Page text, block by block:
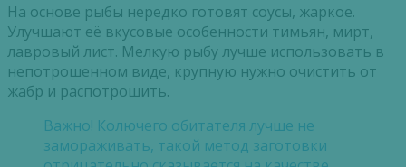
На основе рыбы нередко готовят соусы, жаркое.
Улучшают её вкусовые особенности тимьян, мирт,
лавровый лист. Мелкую рыбу лучше использовать в
непотрошенном виде, крупную нужно очистить от
жабр и распотрошить.
Важно! Колючего обитателя лучше не
замораживать, такой метод заготовки